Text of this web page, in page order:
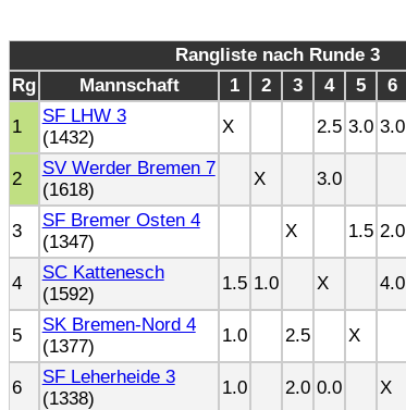
Rangliste nach Runde 3
Rg
Mannschaft 1 2 3 4 5 6
1
SF LHW 3
(1432)
X 2.5 3.0 3.0
2
SV Werder Bremen 7
(1618)
X 3.0
3
SF Bremer Osten 4
(1347)
X 1.5 2.0
4
SC Kattenesch
(1592)
1.5 1.0 X 4.0
5
SK Bremen-Nord 4
(1377)
1.0 2.5 X
6
SF Leherheide 3
(1338)
1.0 2.0 0.0 X